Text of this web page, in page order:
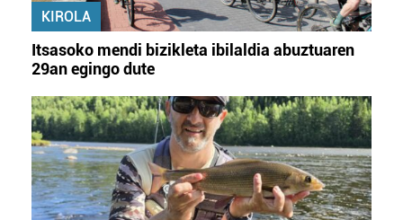
KIROLA
Itsasoko mendi bizikleta ibilaldia abuztuaren
29an egingo dute